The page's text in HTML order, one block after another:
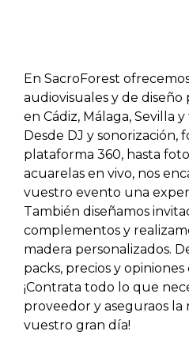
En SacroForest
audiovisuales y de diseño
en Cádiz, Málaga, Sevilla
Desde DJ y sonorización,
plataforma 360, hasta
acuarelas en vivo, nos
vuestro evento una
También diseñamos
complementos y
madera personalizados.
packs, precios y
¡Contrata todo lo que
proveedor y aseguraos la
vuestro gran día!